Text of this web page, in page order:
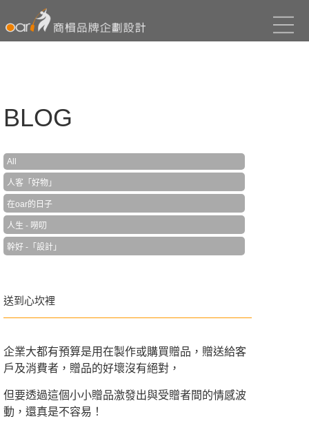
BLOG
All
人客「好物」
在oar的日子
人生 - 嘮叨
幹好 -「設計」
送到心坎裡
企業大都有預算是用在製作或購買贈品，贈送給客
戶及消費者，贈品的好壞沒有絕對，
但要透過這個小小贈品激發出與受贈者間的情感波
動，還真是不容易！